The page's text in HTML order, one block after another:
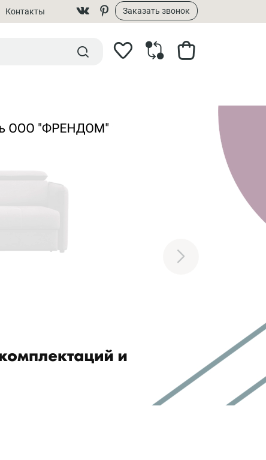
Контакты Заказать звонок